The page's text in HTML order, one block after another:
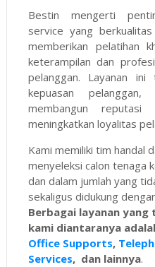
Bestin mengerti
service yang
memberikan pelatihan
keterampilan dan
pelanggan. Layanan ini
kepuasan
membangun
meningkatkan loyalitas
Kami memiliki tim handal
menyeleksi calon tenaga
dan dalam jumlah yang
sekaligus didukung
Berbagai layanan
kami diantaranya
Office Supports,
Services, dan lainnya.